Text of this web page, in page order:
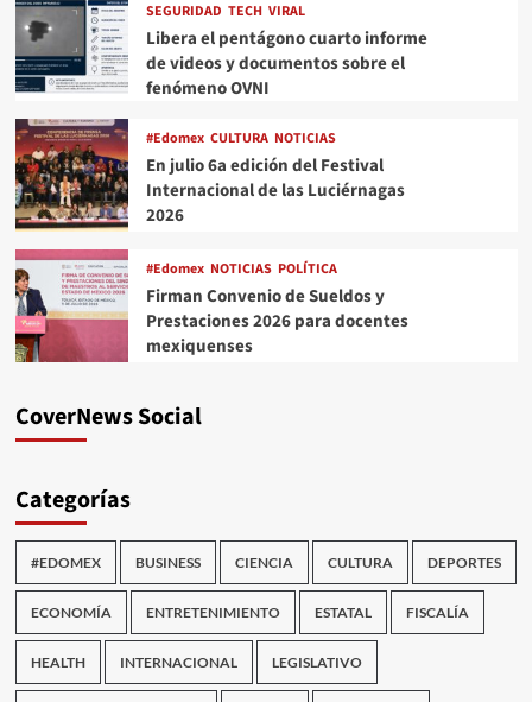
SEGURIDAD TECH VIRAL
Libera el pentágono cuarto informe
de videos y documentos sobre el
fenómeno OVNI
#Edomex CULTURA NOTICIAS
En julio 6a edición del Festival
Internacional de las Luciérnagas
2026
#Edomex NOTICIAS POLÍTICA
Firman Convenio de Sueldos y
Prestaciones 2026 para docentes
mexiquenses
CoverNews Social
Categorías
#EDOMEX BUSINESS CIENCIA CULTURA DEPORTES
ECONOMÍA ENTRETENIMIENTO ESTATAL FISCALÍA
HEALTH INTERNACIONAL LEGISLATIVO